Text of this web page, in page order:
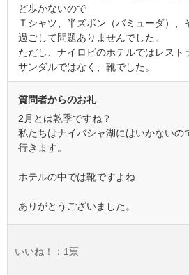
ど歩かないので
Ｔシャツ、半ズボン（バミューダ）、
過ごして問題ありませんでした。
ただし、ナイロビのホテルではレスト
サンダルではなく、靴でした。
質問者からのお礼
2月とは乾季ですね？
私たちはナイバシャ湖にはいかないの
行きます。
ホテルの中では靴ですよね
ありがとうございました。
いいね！： 1 票